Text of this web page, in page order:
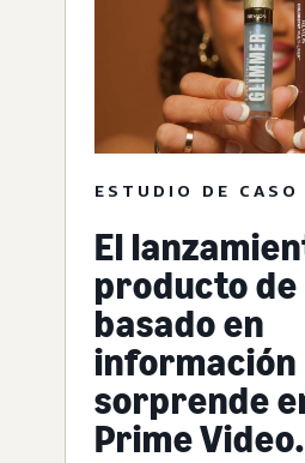
ESTUDIO DE CASO
El
producto de
basado en
información
sorprende
Prime Video.